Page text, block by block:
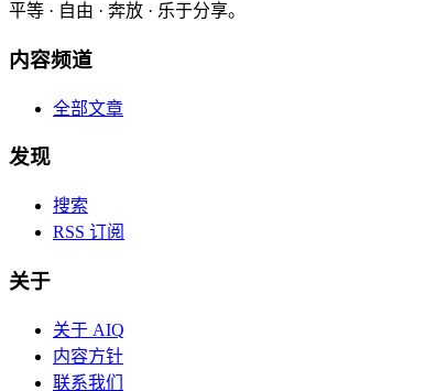
平等 · 自由 · 奔放 · 乐于分享。
内容频道
全部文章
发现
搜索
RSS 订阅
关于
关于 AIQ
内容方针
联系我们